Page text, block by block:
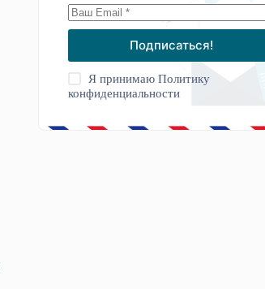
Подписаться!
Я принимаюПолитику
конфиденциальности